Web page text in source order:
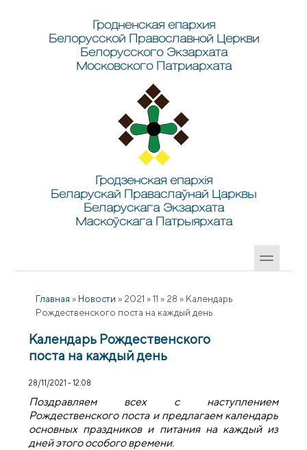
Гродненская епархия
Белорусской Православной Церкви
Белорусского Экзархата
Московского Патриархата
Гродзенская епархія
Беларускай Праваслаўнай Царквы
Беларускага Экзархата
Маскоўскага Патрыярхата
Главная » Новости » 2021 » 11 » 28 » Календарь
Рождественского поста на каждый день
Календарь Рождественского
поста на каждый день
28/11/2021 - 12:08
Поздравляем всех с наступлением
Рождественского поста и предлагаем календарь
основных праздников и питания на каждый из
дней этого особого времени.